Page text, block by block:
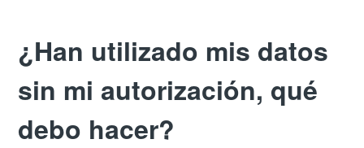
¿Han utilizado mis datos
sin mi autorización, qué
debo hacer?